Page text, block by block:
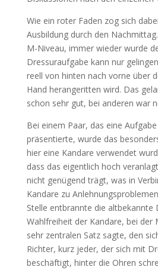
Wie ein roter Faden zog sich
Ausbildung durch den
M-Niveau, immer wieder wurde
Dressuraufgabe kann nur
reell von hinten nach vorne über
Hand herangeritten wird. Das
schon sehr gut, bei anderen war
Bei einem Paar, das eine
präsentierte, wurde das
hier eine Kandare verwendet
dass das eigentlich hoch
nicht genügend trägt, was in
Kandare zu
Stelle entbrannte die altbekannte
Wahlfreiheit der Kandare, bei der
sehr zentralen Satz sagte, den
Richter, kurz jeder, der sich mit
beschäftigt, hinter die Ohren